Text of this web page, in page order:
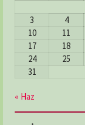
DERECİK
Adres:
Atakum /
No:205/A
3
4
10
11
17
18
24
25
31
« Haz